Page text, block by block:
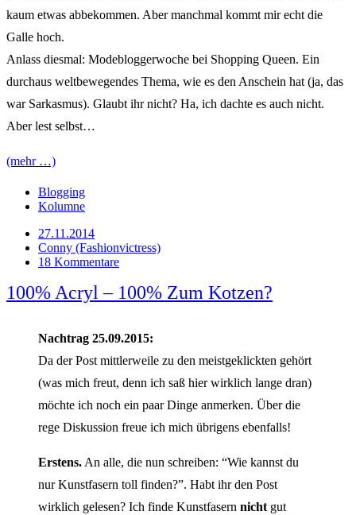
kaum etwas abbekommen. Aber manchmal kommt mir echt die
Galle hoch.
Anlass diesmal: Modebloggerwoche bei Shopping Queen. Ein
durchaus weltbewegendes Thema, wie es den Anschein hat (ja, das
war Sarkasmus). Glaubt ihr nicht? Ha, ich dachte es auch nicht.
Aber lest selbst…
(mehr …)
Blogging
Kolumne
27.11.2014
Conny (Fashionvictress)
18 Kommentare
100% Acryl – 100% Zum Kotzen?
Nachtrag 25.09.2015:
Da der Post mittlerweile zu den meistgeklickten gehört
(was mich freut, denn ich saß hier wirklich lange dran)
möchte ich noch ein paar Dinge anmerken. Über die
rege Diskussion freue ich mich übrigens ebenfalls!
Erstens. An alle, die nun schreiben: “Wie kannst du
nur Kunstfasern toll finden?”. Habt ihr den Post
wirklich gelesen? Ich finde Kunstfasern nicht gut